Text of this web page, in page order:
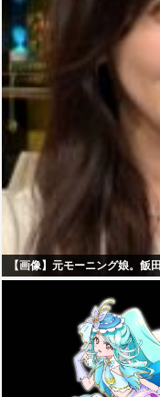
【画像】元モーニング娘。飯